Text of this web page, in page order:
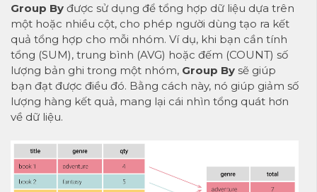
Group By được sử dụng để tổng hợp dữ liệu dựa trên
một hoặc nhiều cột, cho phép người dùng tạo ra kết
quả tổng hợp cho mỗi nhóm. Ví dụ, khi bạn cần tính
tổng (SUM), trung bình (AVG) hoặc đếm (COUNT) số
lượng bản ghi trong một nhóm, Group By sẽ giúp
bạn đạt được điều đó. Bằng cách này, nó giúp giảm số
lượng hàng kết quả, mang lại cái nhìn tổng quát hơn
về dữ liệu.